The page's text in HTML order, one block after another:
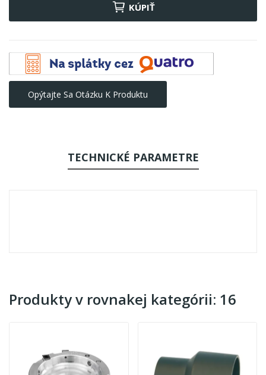
KÚPIŤ
Opýtajte Sa Otázku K Produktu
TECHNICKÉ PARAMETRE
Produkty v rovnakej kategórii: 16